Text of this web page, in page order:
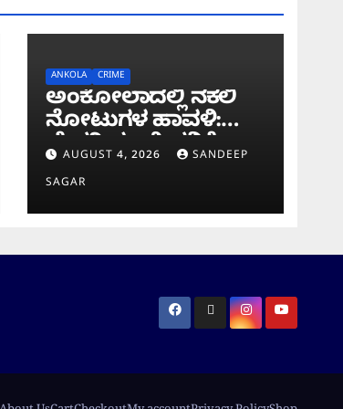
ANKOLA CRIME
ಅಂಕೋಲಾದಲ್ಲಿ ನಕಲಿ
ನೋಟುಗಳ ಹಾವಳಿ:
ಬೇಕರಿ ಮಾಲೀಕನಿಗೆ
ವಂಚಿಸಿದ ‘ಚಿಲ್ಡ್ರನ್
ಬ್ಯಾಂಕ್’ ನೋಟು!
AUGUST 4, 2026
SANDEEP
SAGAR